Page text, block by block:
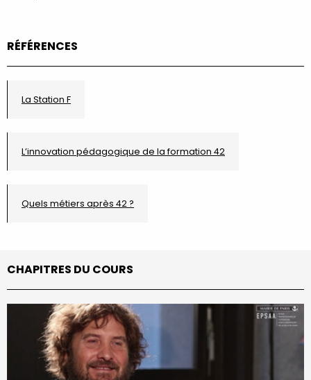
RÉFÉRENCES
La Station F
L’innovation pédagogique de la formation 42
Quels métiers après 42 ?
CHAPITRES DU COURS